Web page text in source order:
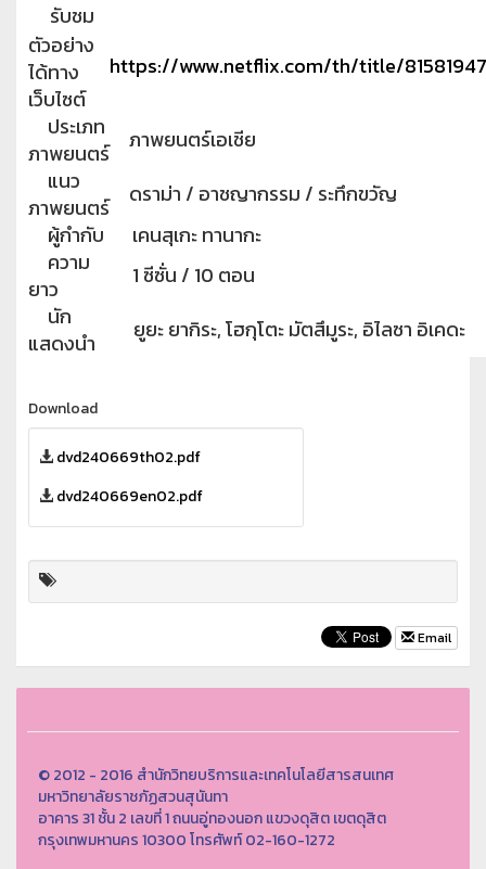
รับชม
ตัวอย่าง
ได้ทาง
เว็บไซต์
https://www.netflix.com/th/title/81581947
ประเภท
ภาพยนตร์
ภาพยนตร์เอเชีย
แนว
ภาพยนตร์
ดราม่า / อาชญากรรม / ระทึกขวัญ
ผู้กำกับ
เคนสุเกะ ทานากะ
ความ
ยาว
1 ซีซั่น / 10 ตอน
นัก
แสดงนำ
ยูยะ ยากิระ, โฮกุโตะ มัตสึมูระ, อิไลซา อิเคดะ
Download
dvd240669th02.pdf
dvd240669en02.pdf
Email
© 2012 - 2016 สำนักวิทยบริการและเทคโนโลยีสารสนเทศ
มหาวิทยาลัยราชภัฏสวนสุนันทา
อาคาร 31 ชั้น 2 เลขที่ 1 ถนนอู่ทองนอก แขวงดุสิต เขตดุสิต
กรุงเทพมหานคร 10300 โทรศัพท์ 02-160-1272